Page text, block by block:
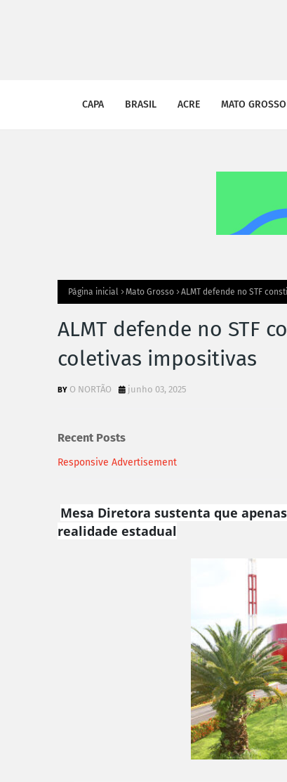
CAPA BRASIL ACRE MATO GROSSO
Página inicial Mato Grosso ALMT defende no STF
ALMT defende no STF
coletivas impositivas
O NORTÃO junho 03, 2025
Recent Posts
Responsive Advertisement
Mesa Diretora sustenta que
realidade estadual